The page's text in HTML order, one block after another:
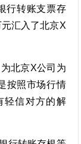
行转账支票存
汇入了北京X
北京X公司为
按照市场行情
轻信对方的解